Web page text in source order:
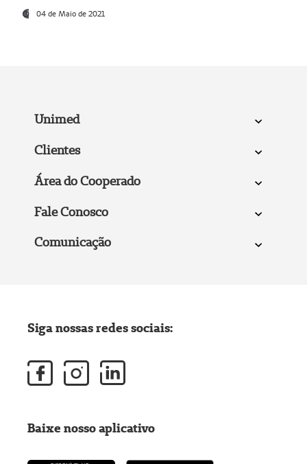
04 de Maio de 2021
Unimed
Clientes
Área do Cooperado
Fale Conosco
Comunicação
Siga nossas redes sociais:
Baixe nosso aplicativo